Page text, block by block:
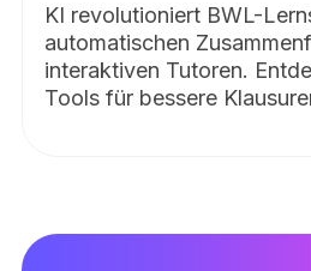
KI revolutioniert BWL-
automatischen
interaktiven Tutoren.
Tools für bessere